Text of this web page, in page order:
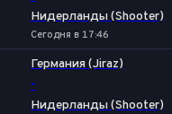
Нидерланды (Shooter)
Сегодня в 17:46
Германия (Jiraz)
-
Нидерланды (Shooter)